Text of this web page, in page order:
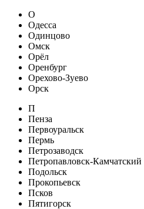
О
Одесса
Одинцово
Омск
Орёл
Оренбург
Орехово-Зуево
Орск
П
Пенза
Первоуральск
Пермь
Петрозаводск
Петропавловск-Камчатский
Подольск
Прокопьевск
Псков
Пятигорск